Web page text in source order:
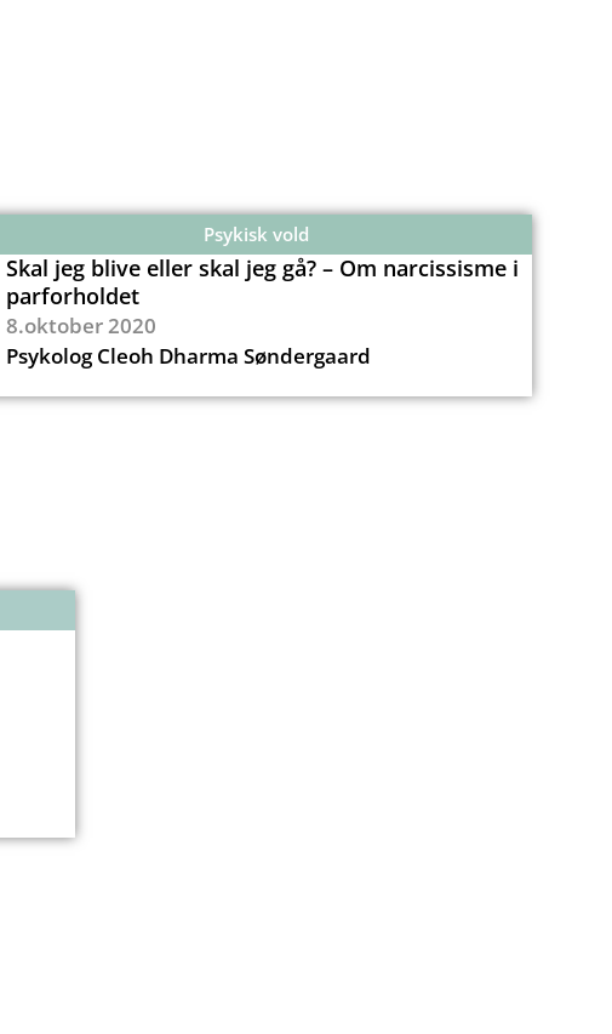
Psykisk vold
Skal jeg blive eller skal jeg gå? – Om narcissisme i
parforholdet
8.oktober 2020
Psykolog Cleoh Dharma Søndergaard